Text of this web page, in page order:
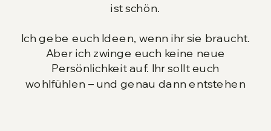
ist schön.
Ich gebe euch Ideen, wenn ihr sie braucht.
Aber ich zwinge euch keine neue
Persönlichkeit auf. Ihr sollt euch
wohlfühlen – und genau dann entstehen